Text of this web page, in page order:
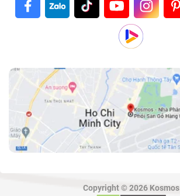
Copyright © 2026 Kosmos